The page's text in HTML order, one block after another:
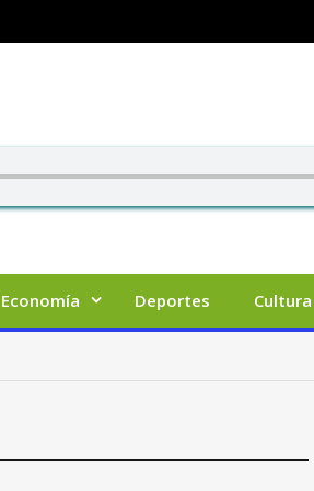
Economía Deportes Cultura